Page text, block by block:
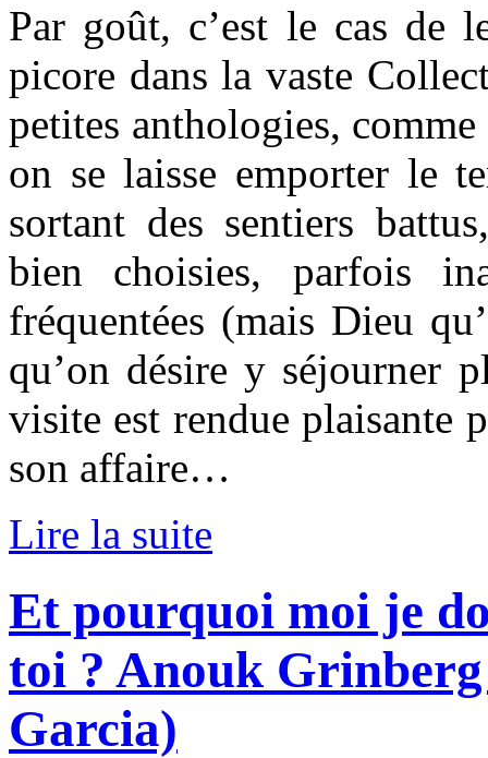
Par goût, c’est le cas de
picore dans la vaste
petites anthologies,
on se laisse emporter le
sortant des sentiers
bien choisies, parfois
fréquentées (mais Dieu
qu’on désire y séjourner
visite est rendue plaisante
son affaire…
Lire la suite
Et pourquoi moi je
toi ? Anouk
Garcia)